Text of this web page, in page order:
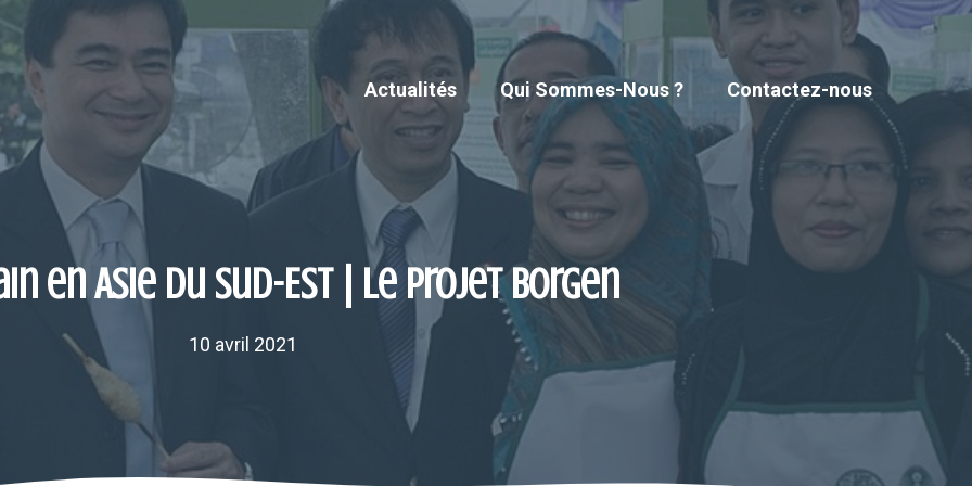
Actualités Qui Sommes-Nous ? Contactez-nous
en Asie du Sud-Est | Le projet Borgen
10 avril 2021